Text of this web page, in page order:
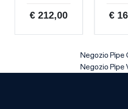
€ 212,00 €
Negozio Pipe
Negozio Pipe